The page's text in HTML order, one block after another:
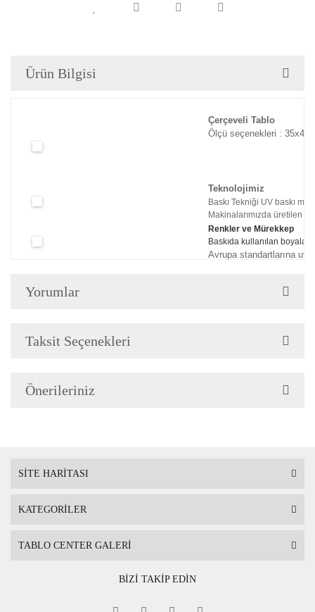
Ürün Bilgisi
Çerçeveli Tablo
Ölçü seçenekleri :
Teknolojimiz
Baskı Tekniği UV baskı
Makinalarımızda üretilen
Renkler ve Mürekkep
Baskıda kullanılan
Avrupa standartlarına
Çerçeveli Tablolarınız
Yorumlar
Taksit Seçenekleri
Önerileriniz
SİTE HARİTASI
KATEGORİLER
TABLO CENTER GALERİ
BİZİ TAKİP EDİN